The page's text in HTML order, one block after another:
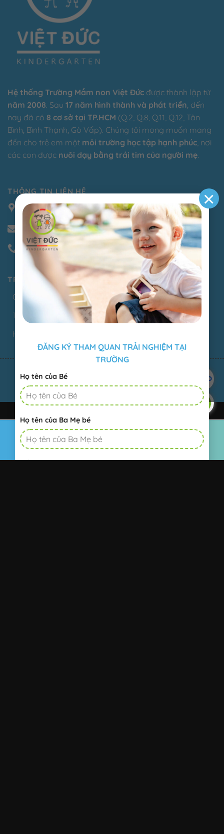
ĐĂNG KÝ THAM QUAN TRẢI NGHIỆM TẠI
TRƯỜNG
Họ tên của Bé
Họ tên của Ba Mẹ bé
×
Hệ thống Trường Mầm non Việt Đức được thành lập từ
năm 2008. Sau 17 năm hình thành và phát triển, đến
nay đã có 8 cơ sở tại TP.HCM (Q.2, Q.8, Q.11, Q.12, Tân
Bình, Bình Thạnh, Gò Vấp). Chúng tôi mong muốn mang
đến cho trẻ em một môi trường học tập hạnh phúc, nơi
các con được nuôi dạy bằng trái tim của người mẹ.
THÔNG TIN LIÊN HỆ
66 Nguyễn Ngọc Phương P. Thạnh Mỹ Tây Tphcm
mamnonvietduc188@gmail.com
091 727 82 79
TRUY CẬP NHANH
Cơ sở vật chất
Thông tin tuyển sinh
Học phí
Home Tư vấn Chat